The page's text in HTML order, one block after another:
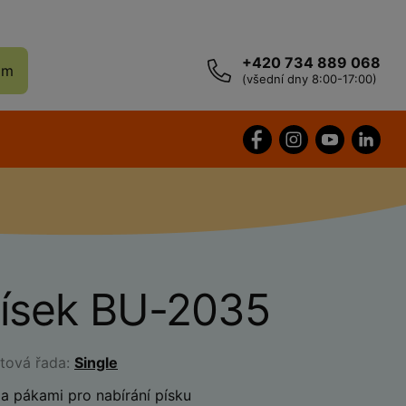
+420 734 889 068
(všední dny 8:00-17:00)
BU-2035
řada: Single
pákami pro nabírání písku